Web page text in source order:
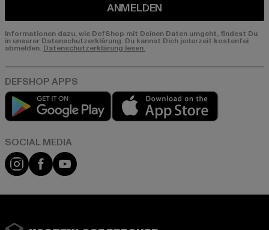
ANMELDEN
Informationen dazu, wie DefShop mit Deinen Daten umgeht, findest Du
in unserer Datenschutzerklärung. Du kannst Dich jederzeit kostenfei
abmelden. Datenschutzerklärung lesen.
Play market
Instagram
FacebookYouTube